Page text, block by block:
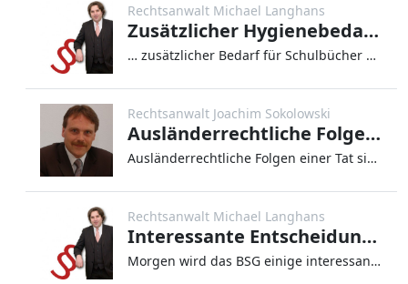
Rechtsanwalt Michael Langhans
Zusätzlicher Hygienebedarf eines HIV erkrankten SGB II Leistungsempfängers ist ersetzbar
… zusätzlicher Bedarf für Schulbücher nicht. Was zuallererst nach einer ungerechten Entscheidung klingen mag, sind
Rechtsanwalt Joachim Sokolowski
Ausländerrechtliche Folgen einer Tat
Ausländerrechtliche Folgen einer Tat sind in der Regel keine bestimmenden Strafzumessungsgründe. Dies hat der
Rechtsanwalt Michael Langhans
Interessante Entscheidungen des BSG stehen an
Morgen wird das BSG einige interessante Rechtsfragen mit sehr praktischen Bedeutungen fällen: Kann über §73 SGB XII ein